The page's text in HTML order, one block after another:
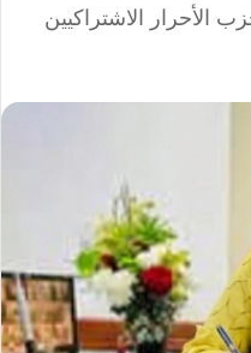
الأحرار الاشتراكيين